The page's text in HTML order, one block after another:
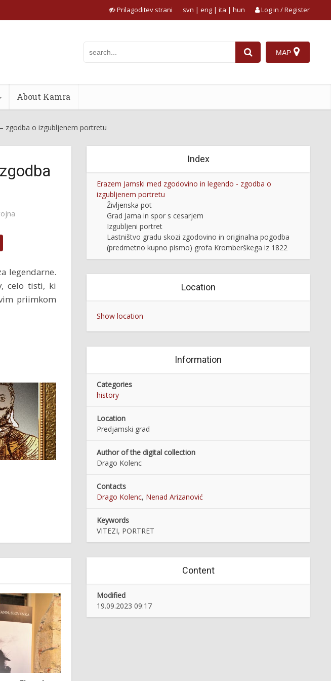
Prilagoditev strani Log in / Register
svn | eng | ita | hun
MAP
About Kamra
zgodba o izgubljenem portretu
legendarne.
celo tisti, ki
priimkom
Index
Erazem Jamski med zgodovino in legendo - zgodba o
izgubljenem portretu
Življenska pot
Grad Jama in spor s cesarjem
Izgubljeni portret
Lastništvo gradu skozi zgodovino in originalna pogodba
(predmetno kupno pismo) grofa Kromberškega iz 1822
Location
Show location
Information
Categories
history
Location
Predjamski grad
Author of the digital collection
Drago Kolenc
Contacts
Drago Kolenc, Nenad Arizanović
Keywords
VITEZI, PORTRET
Content
Modified
19.09.2023 09:17